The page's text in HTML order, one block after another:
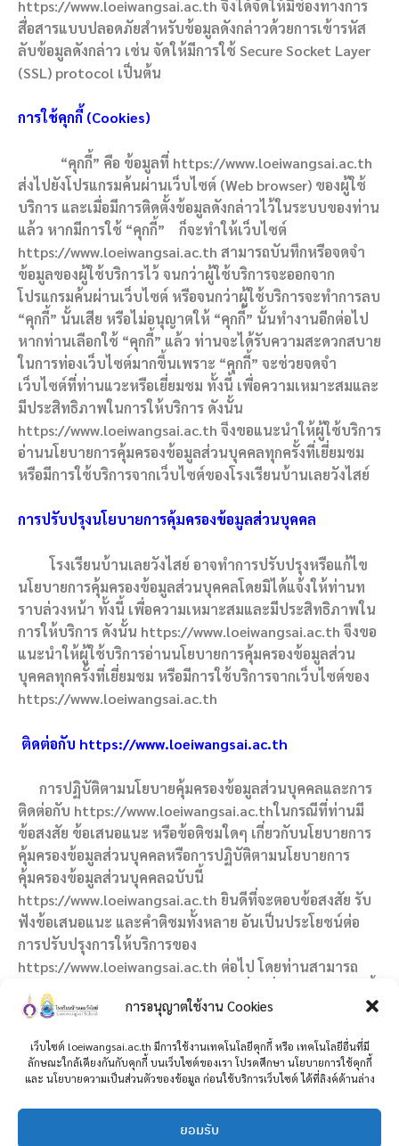
การอนุญาตใช้งาน Cookies
เว็บไซต์ loeiwangsai.ac.th มีการใช้งานเทคโนโลยีคุกกี้ หรือ เทคโนโลยีอื่นที่มี
ลักษณะใกล้เคียงกันกับคุกกี้ บนเว็บไซต์ของเรา โปรดศึกษา นโยบายการใช้คุกกี้
และ นโยบายความเป็นส่วนตัวของข้อมูล ก่อนใช้บริการเว็บไซต์ ได้ที่ลิงค์ด้านล่าง
ยอมรับ
https://www.loeiwangsai.ac.th จึงได้จัดให้มีช่องทางการ
สื่อสารแบบปลอดภัยสำหรับข้อมูลดังกล่าวด้วยการเข้ารหัส
ลับข้อมูลดังกล่าว เช่น จัดให้มีการใช้ Secure Socket Layer
(SSL) protocol เป็นต้น
การใช้คุกกี้ (Cookies)
“คุกกี้” คือ ข้อมูลที่ https://www.loeiwangsai.ac.th
ส่งไปยังโปรแกรมค้นผ่านเว็บไซต์ (Web browser) ของผู้ใช้
บริการ และเมื่อมีการติดตั้งข้อมูลดังกล่าวไว้ในระบบของท่าน
แล้ว หากมีการใช้ “คุกกี้” ก็จะทำให้เว็บไซต์
https://www.loeiwangsai.ac.th สามารถบันทึกหรือจดจำ
ข้อมูลของผู้ใช้บริการไว้ จนกว่าผู้ใช้บริการจะออกจาก
โปรแกรมค้นผ่านเว็บไซต์ หรือจนกว่าผู้ใช้บริการจะทำการลบ
“คุกกี้” นั้นเสีย หรือไม่อนุญาตให้ “คุกกี้” นั้นทำงานอีกต่อไป
หากท่านเลือกใช้ “คุกกี้” แล้ว ท่านจะได้รับความสะดวกสบาย
ในการท่องเว็บไซต์มากขึ้นเพราะ “คุกกี้” จะช่วยจดจำ
เว็บไซต์ที่ท่านแวะหรือเยี่ยมชม ทั้งนี้ เพื่อความเหมาะสมและ
มีประสิทธิภาพในการให้บริการ ดังนั้น
https://www.loeiwangsai.ac.th จึงขอแนะนำให้ผู้ใช้บริการ
อ่านนโยบายการคุ้มครองข้อมูลส่วนบุคคลทุกครั้งที่เยี่ยมชม
หรือมีการใช้บริการจากเว็บไซต์ของโรงเรียนบ้านเลยวังไสย์
การปรับปรุงนโยบายการคุ้มครองข้อมูลส่วนบุคคล
โรงเรียนบ้านเลยวังไสย์ อาจทำการปรับปรุงหรือแก้ไข
นโยบายการคุ้มครองข้อมูลส่วนบุคคลโดยมิได้แจ้งให้ท่านท
ราบล่วงหน้า ทั้งนี้ เพื่อความเหมาะสมและมีประสิทธิภาพใน
การให้บริการ ดังนั้น https://www.loeiwangsai.ac.th จึงขอ
แนะนำให้ผู้ใช้บริการอ่านนโยบายการคุ้มครองข้อมูลส่วน
บุคคลทุกครั้งที่เยี่ยมชม หรือมีการใช้บริการจากเว็บไซต์ของ
https://www.loeiwangsai.ac.th
ติดต่อกับ https://www.loeiwangsai.ac.th
การปฏิบัติตามนโยบายคุ้มครองข้อมูลส่วนบุคคลและการ
ติดต่อกับ https://www.loeiwangsai.ac.thในกรณีที่ท่านมี
ข้อสงสัย ข้อเสนอแนะ หรือข้อติชมใดๆ เกี่ยวกับนโยบายการ
คุ้มครองข้อมูลส่วนบุคคลหรือการปฏิบัติตามนโยบายการ
คุ้มครองข้อมูลส่วนบุคคลฉบับนี้
https://www.loeiwangsai.ac.th ยินดีที่จะตอบข้อสงสัย รับ
ฟังข้อเสนอแนะ และคำติชมทั้งหลาย อันเป็นประโยชน์ต่อ
การปรับปรุงการให้บริการของ
https://www.loeiwangsai.ac.th ต่อไป โดยท่านสามารถ
ติดต่อกับโรงเรียนบ้านเลยวังไสย์ ตามที่อยู่ที่ปรากฏข้างล่างนี้
โรงเรียนบ้านเลยวังไสย์ 119 หมู่ที่ 1 ตำบล เลยวังไสย์ อำเภอ
ภูหลวง เลย 42230 หมายเลขโทรศัพท์ 087-081-5822
หมายเลขโทรสาร (FAX) –